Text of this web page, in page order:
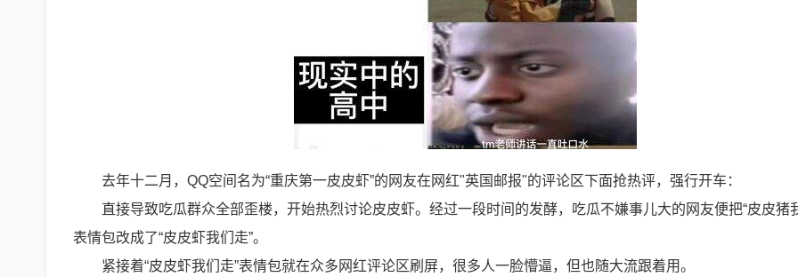
去年十二月，QQ空间名为“重庆第一皮皮虾”的网友在网红"英国邮报"的评论区下面抢热评，强行开车：
直接导致吃瓜群众全部歪楼，开始热烈讨论皮皮虾。经过一段时间的发酵，吃瓜不嫌事儿大的网友便把“皮皮猪
表情包改成了“皮皮虾我们走”。
紧接着“皮皮虾我们走”表情包就在众多网红评论区刷屏，很多人一脸懵逼，但也随大流跟着用。